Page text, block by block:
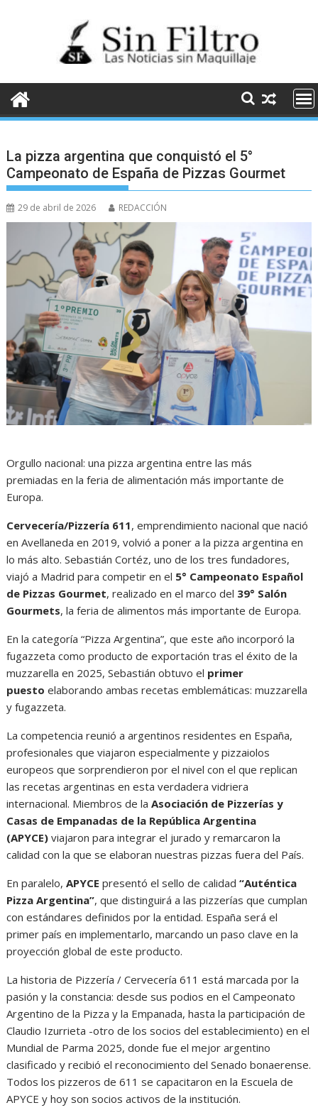
La pizza argentina que conquistó el 5°
Campeonato de España de Pizzas Gourmet
29 de abril de 2026 REDACCIÓN
Orgullo nacional: una pizza argentina entre las más
premiadas en la feria de alimentación más importante de
Europa.
Cervecería/Pizzería 611, emprendimiento nacional que nació
en Avellaneda en 2019, volvió a poner a la pizza argentina en
lo más alto. Sebastián Cortéz, uno de los tres fundadores,
viajó a Madrid para competir en el 5° Campeonato Español
de Pizzas Gourmet, realizado en el marco del 39° Salón
Gourmets, la feria de alimentos más importante de Europa.
En la categoría “Pizza Argentina”, que este año incorporó la
fugazzeta como producto de exportación tras el éxito de la
muzzarella en 2025, Sebastián obtuvo el primer
puesto elaborando ambas recetas emblemáticas: muzzarella
y fugazzeta.
La competencia reunió a argentinos residentes en España,
profesionales que viajaron especialmente y pizzaiolos
europeos que sorprendieron por el nivel con el que replican
las recetas argentinas en esta verdadera vidriera
internacional. Miembros de laAsociación de Pizzerías y
Casas de Empanadas de la República Argentina
(APYCE) viajaron para integrar el jurado y remarcaron la
calidad con la que se elaboran nuestras pizzas fuera del País.
En paralelo,APYCEpresentó el sello de calidad“Auténtica
Pizza Argentina”, que distinguirá a las pizzerías que cumplan
con estándares definidos por la entidad. España será el
primer país en implementarlo, marcando un paso clave en la
proyección global de este producto.
La historia de Pizzería / Cervecería 611 está marcada por la
pasión y la constancia: desde sus podios en el Campeonato
Argentino de la Pizza y la Empanada, hasta la participación de
Claudio Izurrieta -otro de los socios del establecimiento) en el
Mundial de Parma 2025, donde fue el mejor argentino
clasificado y recibió el reconocimiento del Senado bonaerense.
Todos los pizzeros de 611 se capacitaron en la Escuela de
APYCE y hoy son socios activos de la institución.